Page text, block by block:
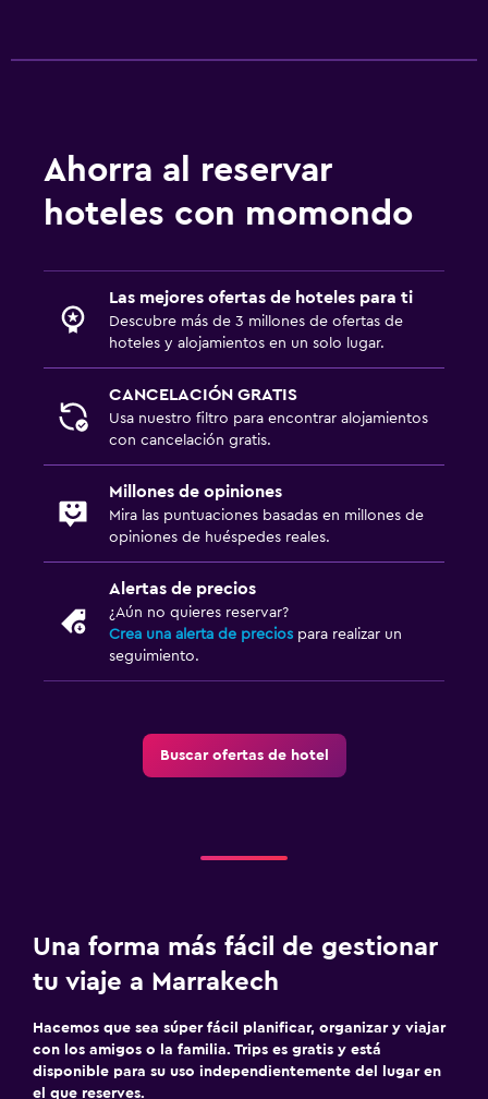
Ahorra al reservar
hoteles con momondo
Las mejores ofertas de hoteles para ti
Descubre más de 3 millones de ofertas de
hoteles y alojamientos en un solo lugar.
CANCELACIÓN GRATIS
Usa nuestro filtro para encontrar alojamientos
con cancelación gratis.
Millones de opiniones
Mira las puntuaciones basadas en millones de
opiniones de huéspedes reales.
Alertas de precios
¿Aún no quieres reservar?
Crea una alerta de precios para realizar un
seguimiento.
Buscar ofertas de hotel
Una forma más fácil de gestionar
tu viaje a Marrakech
Hacemos que sea súper fácil planificar, organizar y viajar
con los amigos o la familia. Trips es gratis y está
disponible para su uso independientemente del lugar en
el que reserves.